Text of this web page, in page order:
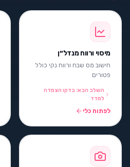
מיסוי ורווח מנדל״ן
חישוב מס שבח ורווח נקי כולל
פטורים
השלב הבא: בדקו הצמדה
למדד
לפתוח כלי